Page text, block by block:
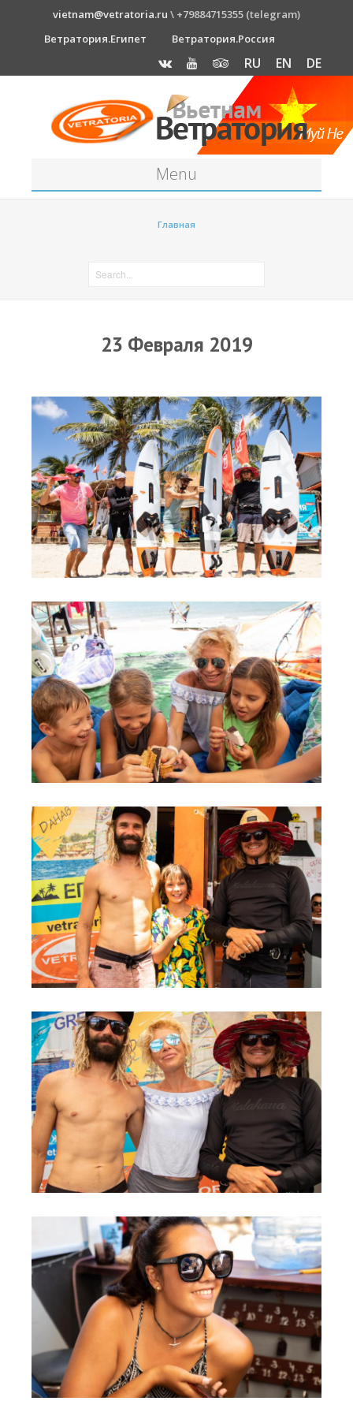
vietnam@vetratoria.ru \ +79884715355 (telegram)
Ветратория.Египет
Ветратория.Россия
RU EN DE
Menu
RRD Russian Cup
Новости
Медиа
Фото
Видео
Места катания
Наши станции
Ветратория.Дахаб
Ветратория Россия
Ветратория.Вьетнам
Цены
Обучение Виндсерфингу
Прокат виндсерфинга и винг фойла
Классический серфинг и SUP
Продажа оборудования
Обучение кайтсерфингу
Система скидок
Обучение Wing Foil
Главная
23 Февраля 2019